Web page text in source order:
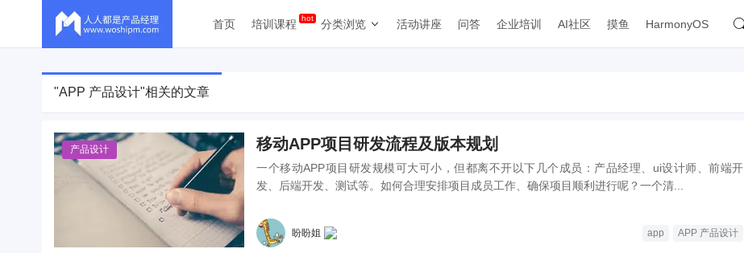
首页 培训课程 分类浏览 活动讲座 问答 企业培训 AI社区 摸鱼 HarmonyOS
"APP 产品设计"相关的文章
产品设计 移动APP项目研发流程及版本规划
一个移动APP项目研发规模可大可小，但都离不开以下几个成员：产品经理、ui设计师、前端开
发、后端开发、测试等。如何合理安排项目成员工作、确保项目顺利进行呢？一个清...
盼盼姐 app APP 产品设计